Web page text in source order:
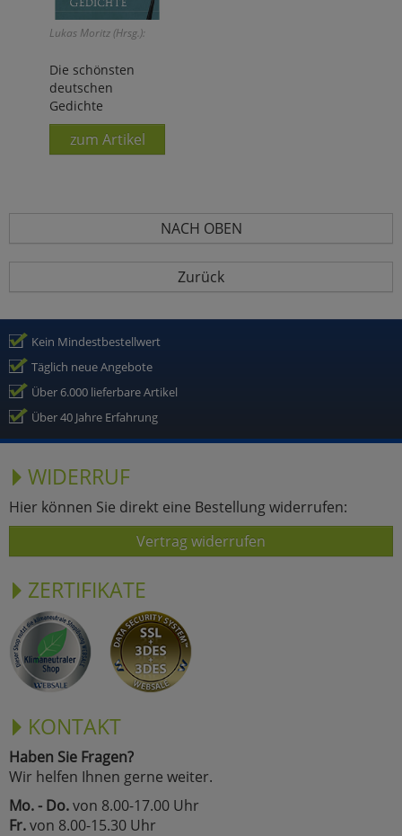
Lukas Moritz (Hrsg.):
Die schönsten
deutschen
Gedichte
zum Artikel
NACH OBEN
Zurück
Kein Mindestbestellwert
Täglich neue Angebote
Über 6.000 lieferbare Artikel
Über 40 Jahre Erfahrung
WIDERRUF
Hier können Sie direkt eine Bestellung widerrufen:
Vertrag widerrufen
ZERTIFIKATE
KONTAKT
Haben Sie Fragen?
Wir helfen Ihnen gerne weiter.
Mo. - Do.von 8.00-17.00 Uhr
Fr.von 8.00-15.30 Uhr